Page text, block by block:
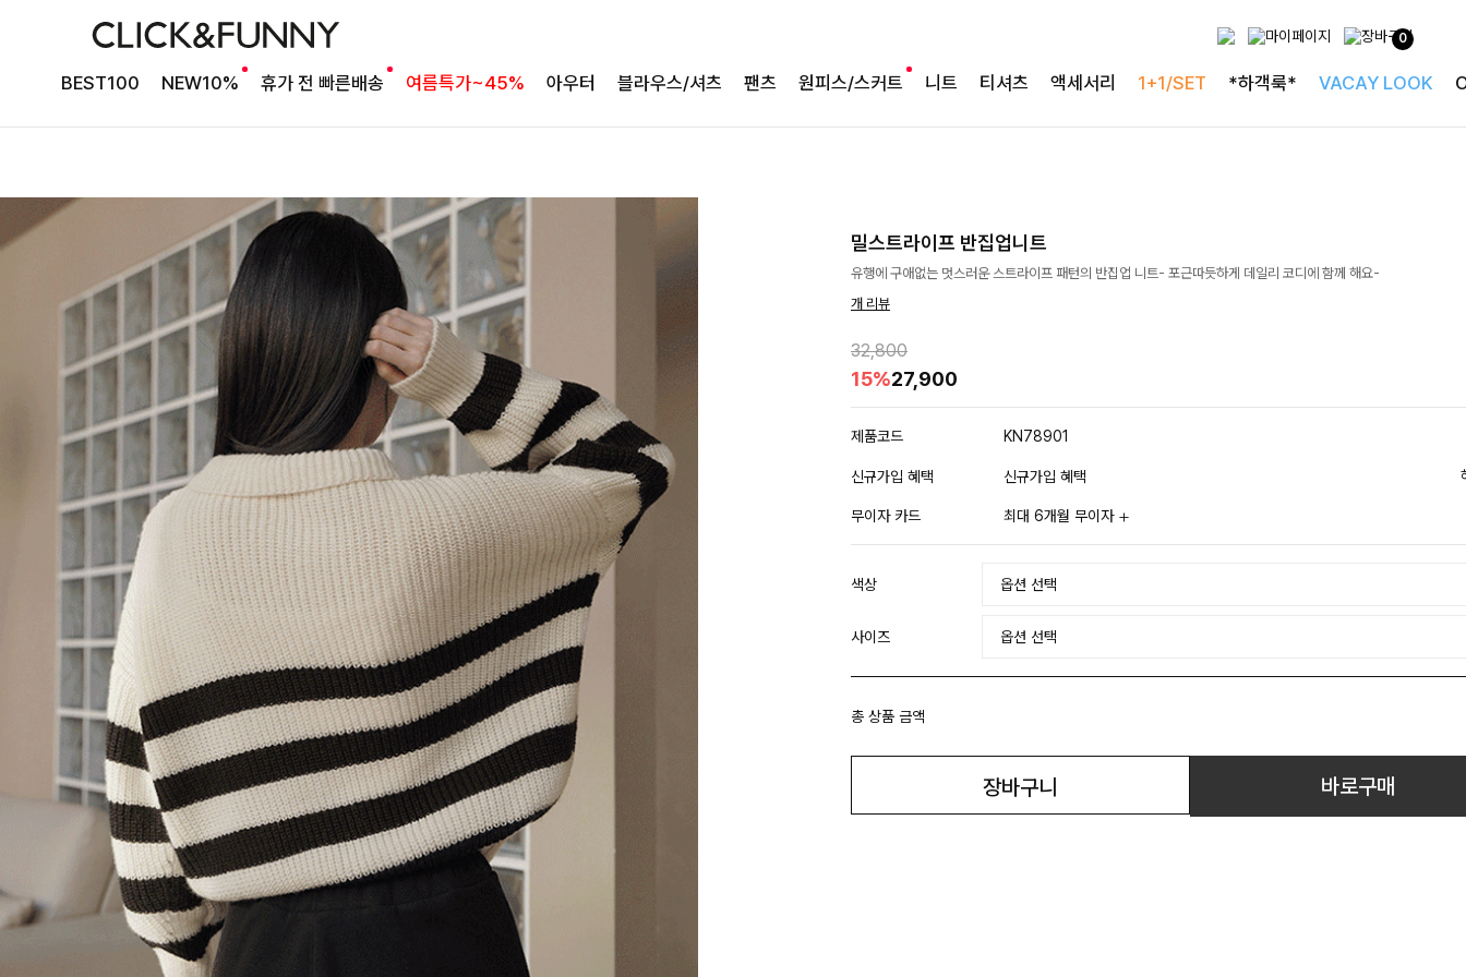
0
BEST100 NEW10% 휴가 전 빠른배송 여름특가~45% 아우터 블라우스/셔츠 팬츠 원피스/스커트 니트 티셔츠 액세서리 1+1/SET *하객룩* VACAY LOOK
밀스트라이프 반집업니트
유행에 구애없는 멋스러운 스트라이프 패턴의 반집업 니트- 포근따듯하게 데일리 코디에 함께 해요-
개 리뷰
32,800
15%27,900
제품코드 KN78901
신규가입 혜택 신규가입 혜택
무이자 카드 최대 6개월 무이자
색상
사이즈
총 상품 금액
장바구니 바로구매